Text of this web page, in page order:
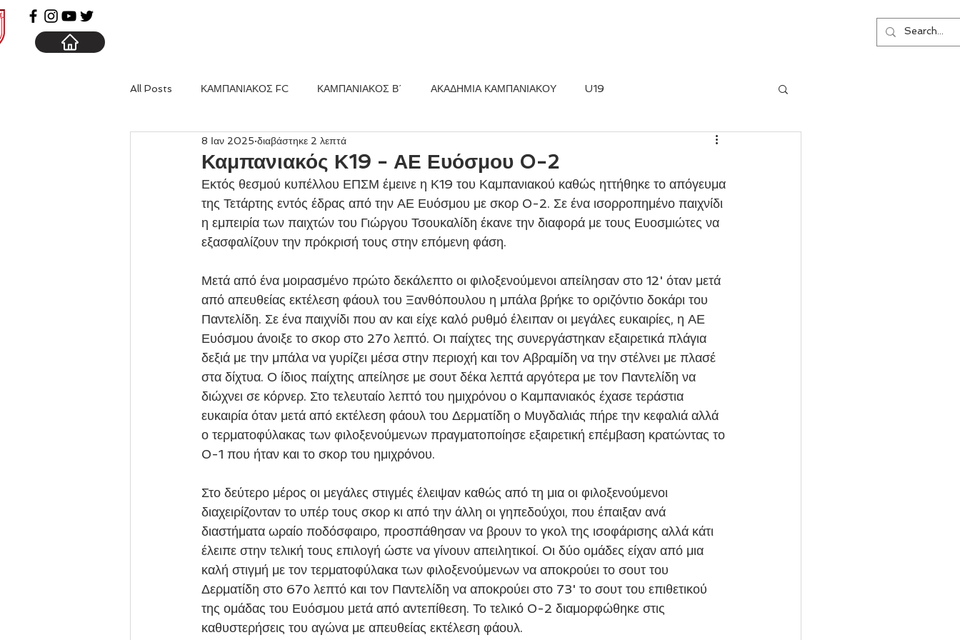
All Posts ΚΑΜΠΑΝΙΑΚΟΣ FC ΚΑΜΠΑΝΙΑΚΟΣ Β΄ ΑΚΑΔΗΜΙΑ ΚΑΜΠΑΝΙΑΚΟΥ U19
Καμπανιακός Κ19 - ΑΕ Ευόσμου 0-2
8 Ιαν 2025 διαβάστηκε 2 λεπτά
Εκτός θεσμού κυπέλλου ΕΠΣΜ έμεινε η Κ19 του Καμπανιακού καθώς ηττήθηκε το απόγευμα
της Τετάρτης εντός έδρας από την ΑΕ Ευόσμου με σκορ 0-2. Σε ένα ισορροπημένο παιχνίδι
η εμπειρία των παιχτών του Γιώργου Τσουκαλίδη έκανε την διαφορά με τους Ευοσμιώτες να
εξασφαλίζουν την πρόκρισή τους στην επόμενη φάση.
Μετά από ένα μοιρασμένο πρώτο δεκάλεπτο οι φιλοξενούμενοι απείλησαν στο 12' όταν μετά
από απευθείας εκτέλεση φάουλ του Ξανθόπουλου η μπάλα βρήκε το οριζόντιο δοκάρι του
Παντελίδη. Σε ένα παιχνίδι που αν και είχε καλό ρυθμό έλειπαν οι μεγάλες ευκαιρίες, η ΑΕ
Ευόσμου άνοιξε το σκορ στο 27ο λεπτό. Οι παίχτες της συνεργάστηκαν εξαιρετικά πλάγια
δεξιά με την μπάλα να γυρίζει μέσα στην περιοχή και τον Αβραμίδη να την στέλνει με πλασέ
στα δίχτυα. Ο ίδιος παίχτης απείλησε με σουτ δέκα λεπτά αργότερα με τον Παντελίδη να
διώχνει σε κόρνερ. Στο τελευταίο λεπτό του ημιχρόνου ο Καμπανιακός έχασε τεράστια
ευκαιρία όταν μετά από εκτέλεση φάουλ του Δερματίδη ο Μυγδαλιάς πήρε την κεφαλιά αλλά
ο τερματοφύλακας των φιλοξενούμενων πραγματοποίησε εξαιρετική επέμβαση κρατώντας το
0-1 που ήταν και το σκορ του ημιχρόνου.
Στο δεύτερο μέρος οι μεγάλες στιγμές έλειψαν καθώς από τη μια οι φιλοξενούμενοι
διαχειρίζονταν το υπέρ τους σκορ κι από την άλλη οι γηπεδούχοι, που έπαιξαν ανά
διαστήματα ωραίο ποδόσφαιρο, προσπάθησαν να βρουν το γκολ της ισοφάρισης αλλά κάτι
έλειπε στην τελική τους επιλογή ώστε να γίνουν απειλητικοί. Οι δύο ομάδες είχαν από μια
καλή στιγμή με τον τερματοφύλακα των φιλοξενούμενων να αποκρούει το σουτ του
Δερματίδη στο 67ο λεπτό και τον Παντελίδη να αποκρούει στο 73' το σουτ του επιθετικού
της ομάδας του Ευόσμου μετά από αντεπίθεση. Το τελικό 0-2 διαμορφώθηκε στις
καθυστερήσεις του αγώνα με απευθείας εκτέλεση φάουλ.